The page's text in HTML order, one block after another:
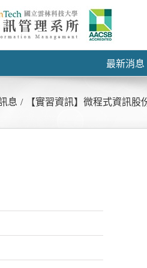
最新消息
息 / 【實習資訊】微程式資訊股